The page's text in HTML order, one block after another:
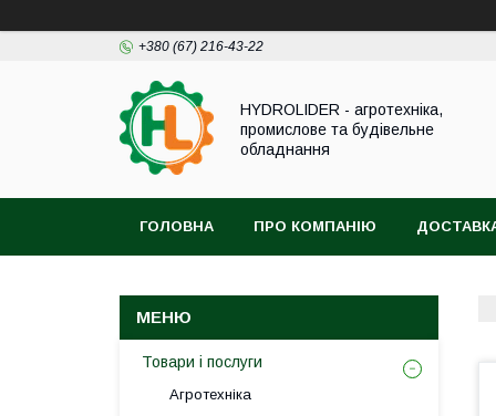
+380 (67) 216-43-22
HYDROLIDER - агротехніка,
промислове та будівельне
обладнання
ГОЛОВНА ПРО КОМПАНІЮ
Товари і послуги
Агротехніка